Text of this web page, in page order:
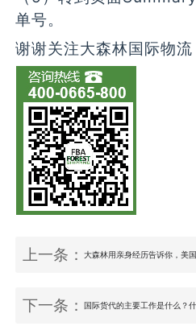
单号。
谢谢关注大森林国际物流
上一条：大森林用亲身经历告诉你，美
下一条：国际货代的主要工作是什么？